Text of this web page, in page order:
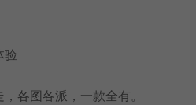
验
各图各派，一款全有。